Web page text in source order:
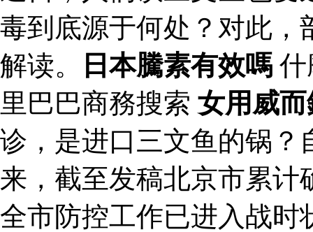
毒到底源于何处？对此，
解读。
日本騰素有效嗎 什
里巴巴商務搜索 女用威而
诊，是进口三文鱼的锅？
来，截至发稿北京市累计
全市防控工作已进入战时